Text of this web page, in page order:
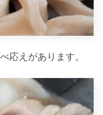
応えがあります。